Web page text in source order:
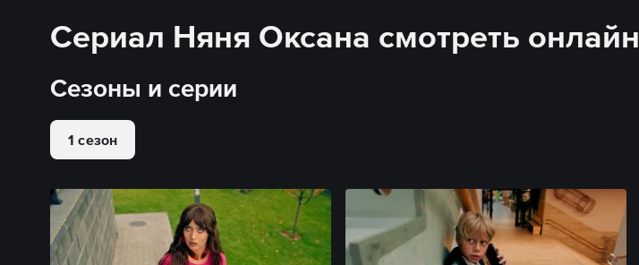
Сериал Няня Оксана смотреть онлайн
Сезоны и серии
1 сезон